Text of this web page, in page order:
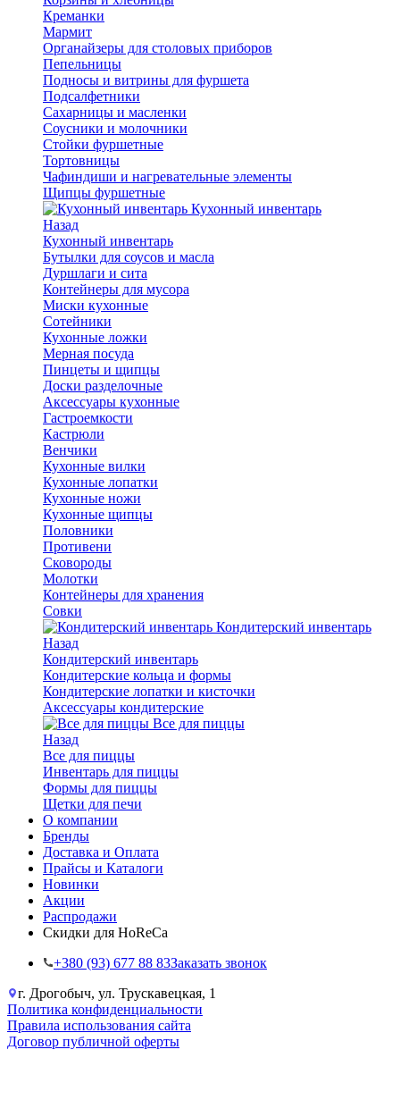
Креманки
Мармит
Органайзеры для столовых приборов
Пепельницы
Подносы и витрины для фуршета
Подсалфетники
Сахарницы и масленки
Соусники и молочники
Стойки фуршетные
Тортовницы
Чафиндиши и нагревательные элементы
Щипцы фуршетные
Кухонный инвентарь
Назад
Кухонный инвентарь
Бутылки для соусов и масла
Дуршлаги и сита
Контейнеры для мусора
Миски кухонные
Сотейники
Кухонные ложки
Мерная посуда
Пинцеты и щипцы
Доски разделочные
Аксессуары кухонные
Гастроемкости
Кастрюли
Венчики
Кухонные вилки
Кухонные лопатки
Кухонные ножи
Кухонные щипцы
Половники
Противени
Сковороды
Молотки
Контейнеры для хранения
Совки
Кондитерский инвентарь
Назад
Кондитерский инвентарь
Кондитерские кольца и формы
Кондитерские лопатки и кисточки
Аксессуары кондитерские
Все для пиццы
Назад
Все для пиццы
Инвентарь для пиццы
Формы для пиццы
Щетки для печи
О компании
Бренды
Доставка и Оплата
Прайсы и Каталоги
Новинки
Акции
Распродажи
Скидки для HoReCa
+38‎0 (93) 677 88 83Заказать звонок
г. Дрогобыч, ул. Трускавецкая, 1
Политика конфиденциальности
Правила использования сайта
Договор публичной оферты